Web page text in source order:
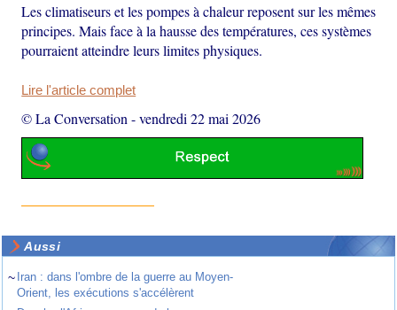
Les climatiseurs et les pompes à chaleur reposent sur les mêmes
principes. Mais face à la hausse des températures, ces systèmes
pourraient atteindre leurs limites physiques.
Lire l'article complet
© La Conversation -vendredi 22 mai 2026
Aussi
~ Iran : dans l'ombre de la guerre au Moyen-
Orient, les exécutions s'accélèrent